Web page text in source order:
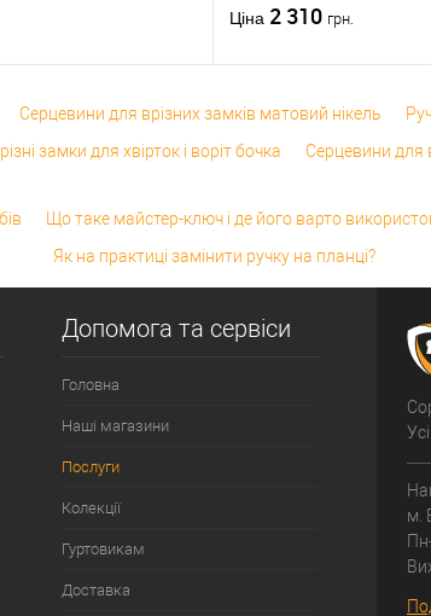
Ціна 2 310 грн.
Серцевини для врізних замків матовий нікель
замки для хвірток і воріт бочка Серцевини для
Що таке майстер-ключ і де його варто
Як на практиці замінити ручку на планці?
Допомога та сервіси
Головна
Наші магазини
Послуги
Колекції
Гуртовикам
Доставка
м.